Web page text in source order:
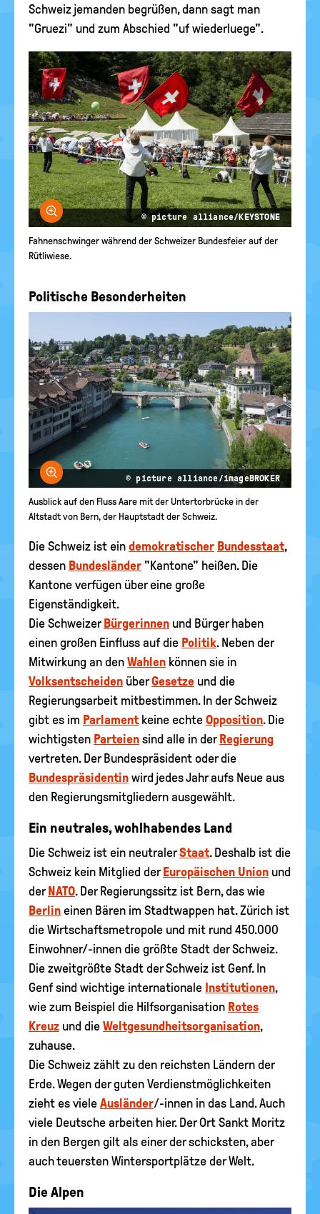
Schweiz jemanden begrüßen, dann sagt man
"Gruezi" und zum Abschied "uf wiederluege".
Bild vergrößern
© picture alliance/KEYSTONE
Fahnenschwinger während der Schweizer Bundesfeier auf der
Rütliwiese.
Politische Besonderheiten
Bild vergrößern
© picture alliance/imageBROKER
Ausblick auf den Fluss Aare mit der Untertorbrücke in der
Altstadt von Bern, der Hauptstadt der Schweiz.
Die Schweiz ist ein demokratischer Bundesstaat,
dessen Bundesländer "Kantone" heißen. Die
Kantone verfügen über eine große
Eigenständigkeit.
Die Schweizer Bürgerinnen und Bürger haben
einen großen Einfluss auf die Politik. Neben der
Mitwirkung an den Wahlen können sie in
Volksentscheiden überGesetze und die
Regierungsarbeit mitbestimmen. In der Schweiz
gibt es im Parlamentkeine echte Opposition. Die
wichtigsten Parteien sind alle in der Regierung
vertreten. Der Bundespräsident oder die
Bundespräsidentin wird jedes Jahr aufs Neue aus
den Regierungsmitgliedern ausgewählt.
Ein neutrales, wohlhabendes Land
Die Schweiz ist ein neutralerStaat. Deshalb ist die
Schweiz kein Mitglied der Europäischen Union und
der NATO. Der Regierungssitz ist Bern, das wie
Berlin einen Bären im Stadtwappen hat. Zürich ist
die Wirtschaftsmetropole und mit rund 450.000
Einwohner/-innen die größte Stadt der Schweiz.
Die zweitgrößte Stadt der Schweiz ist Genf. In
Genf sind wichtige internationale Institutionen,
wie zum Beispiel die Hilfsorganisation Rotes
Kreuz und die Weltgesundheitsorganisation,
zuhause.
Die Schweiz zählt zu den reichsten Ländern der
Erde. Wegen der guten Verdienstmöglichkeiten
zieht es viele Ausländer/-innen in das Land. Auch
viele Deutsche arbeiten hier. Der Ort Sankt Moritz
in den Bergen gilt als einer der schicksten, aber
auch teuersten Wintersportplätze der Welt.
Die Alpen